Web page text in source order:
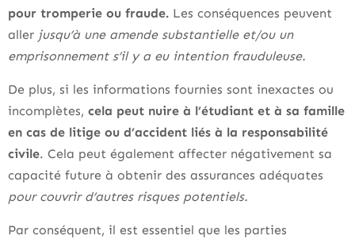
pour tromperie ou fraude. Les conséquences peuvent
aller jusqu’à une amende substantielle et/ou un
emprisonnement s’il y a eu intention frauduleuse.
De plus, si les informations fournies sont inexactes ou
incomplètes, cela peut nuire à l’étudiant et à sa famille
en cas de litige ou d’accident liés à la responsabilité
civile. Cela peut également affecter négativement sa
capacité future à obtenir des assurances adéquates
pour couvrir d’autres risques potentiels.
Par conséquent, il est essentiel que les parties